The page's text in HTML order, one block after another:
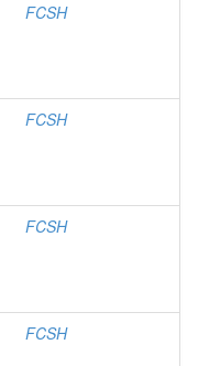
FCSH
FCSH
FCSH
FCSH